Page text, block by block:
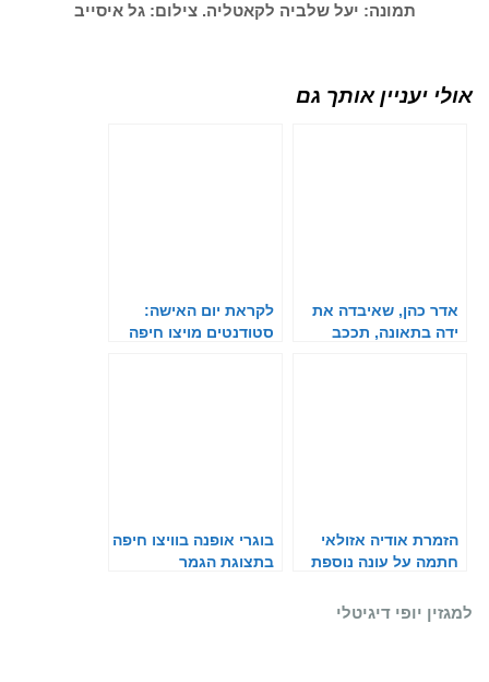
תמונה: יעל שלביה לקאטליה. צילום: גל איסייב
אולי יעניין אותך גם
אדר כהן, שאיבדה את
ידה בתאונה, תככב
לקראת יום האישה:
סטודנטים מויצו חיפה
הזמרת אודיה אזולאי
חתמה על עונה נוספת
SCOOP
בוגרי אופנה בוויצו חיפה
בתצוגת הגמר
למגזין יופי דיגיטלי